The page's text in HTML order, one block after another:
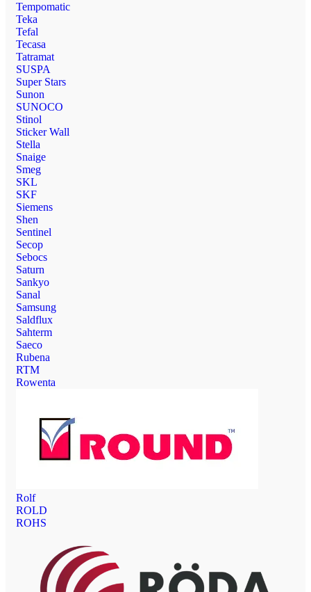
Tempomatic
Teka
Tefal
Tecasa
Tatramat
SUSPA
Super Stars
Sunon
SUNOCO
Stinol
Sticker Wall
Stella
Snaige
Smeg
SKL
SKF
Siemens
Shen
Sentinel
Secop
Sebocs
Saturn
Sankyo
Sanal
Samsung
Saldflux
Sahterm
Saeco
Rubena
RTM
Rowenta
Rolf
ROLD
ROHS